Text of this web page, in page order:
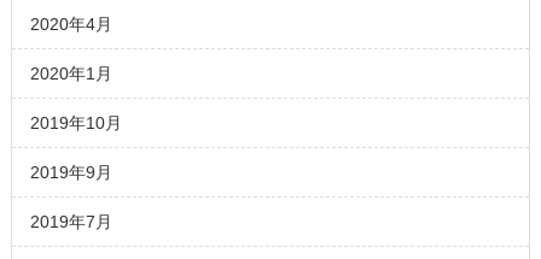
2020年4月
2020年1月
2019年10月
2019年9月
2019年7月